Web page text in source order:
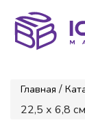
Главная /
22,5 х 6,8 см